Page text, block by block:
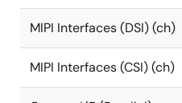
MIPI Interfaces (DSI) (ch)
MIPI Interfaces (CSI) (ch)